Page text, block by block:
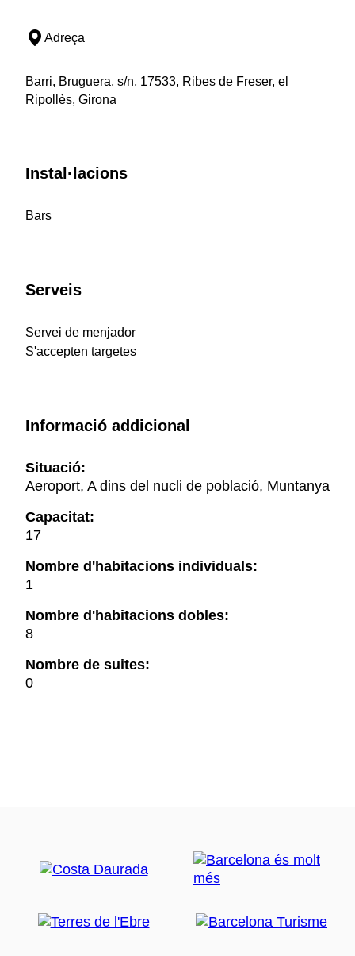
Adreça
Barri, Bruguera, s/n, 17533, Ribes de Freser, el
Ripollès, Girona
Instal·lacions
Bars
Serveis
Servei de menjador
S'accepten targetes
Informació addicional
Situació:
Aeroport, A dins del nucli de població, Muntanya
Capacitat:
17
Nombre d'habitacions individuals:
1
Nombre d'habitacions dobles:
8
Nombre de suites:
0